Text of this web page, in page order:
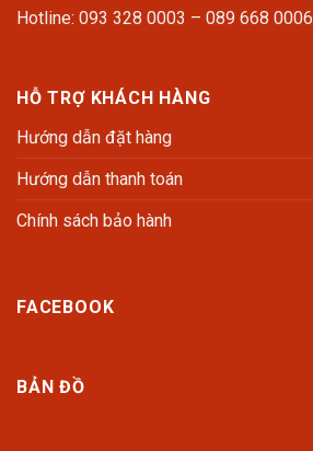
Hotline: 093 328 0003 – 089 668 0006
HỖ TRỢ KHÁCH HÀNG
Hướng dẫn đặt hàng
Hướng dẫn thanh toán
Chính sách bảo hành
FACEBOOK
BẢN ĐỒ